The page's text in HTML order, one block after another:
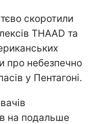
скоротили
THAAD та
про небезпечно
у Пентагоні.
на подальше